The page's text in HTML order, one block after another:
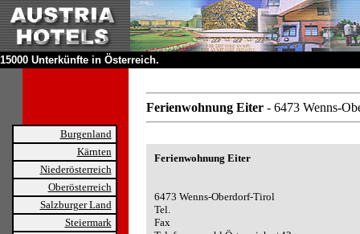
15000 Unterkünfte in Österreich.
Burgenland
Kärnten
Niederösterreich
Oberösterreich
Salzburger Land
Steiermark
Ferienwohnung Eiter - 6473 Wenns-
Ferienwohnung Eiter
6473 Wenns-Oberdorf-Tirol
Tel.
Fax